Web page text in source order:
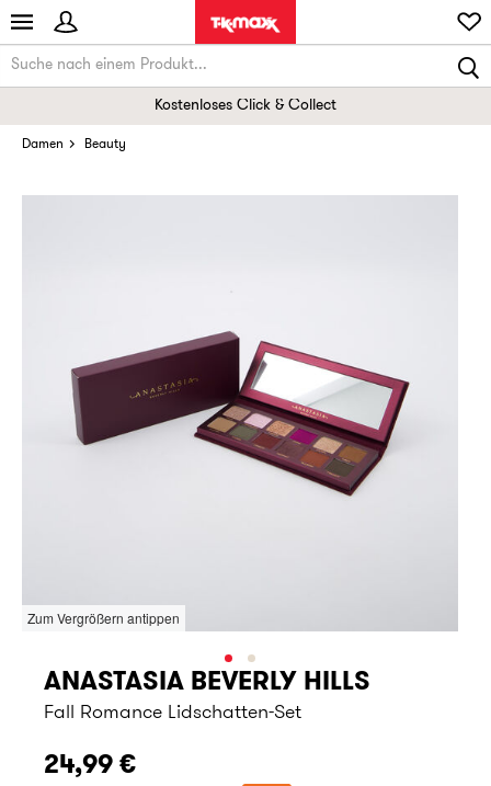
Kostenloses Click & Collect
Damen Beauty
Zum Vergrößern antippen
ANASTASIA BEVERLY HILLS
Fall Romance Lidschatten-Set
24,99 €